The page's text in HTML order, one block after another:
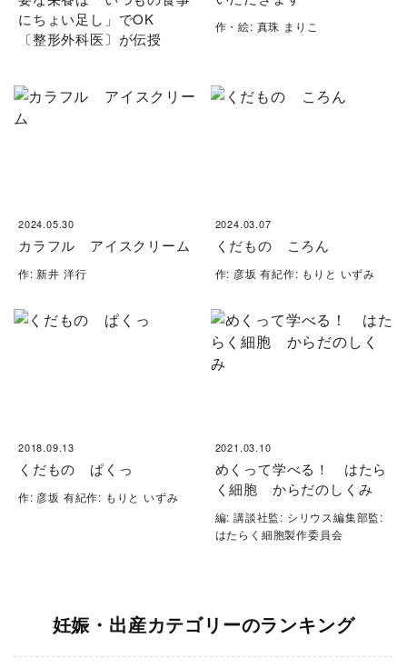
にちょい足し」でOK
〔整形外科医〕が伝授
作・絵: 真珠 まりこ
2024.05.30
カラフル アイスクリーム
作: 新井 洋行
2024.03.07
くだもの ころん
作: 彦坂 有紀作: もりと いずみ
2018.09.13
くだもの ぱくっ
作: 彦坂 有紀作: もりと いずみ
2021.03.10
めくって学べる！ はたら
く細胞 からだのしくみ
編: 講談社監: シリウス編集部監:
はたらく細胞製作委員会
妊娠・出産カテゴリーのランキング